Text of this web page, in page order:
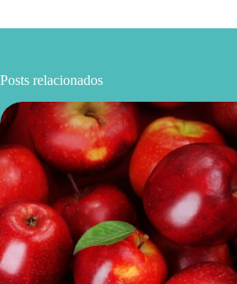
Posts relacionados